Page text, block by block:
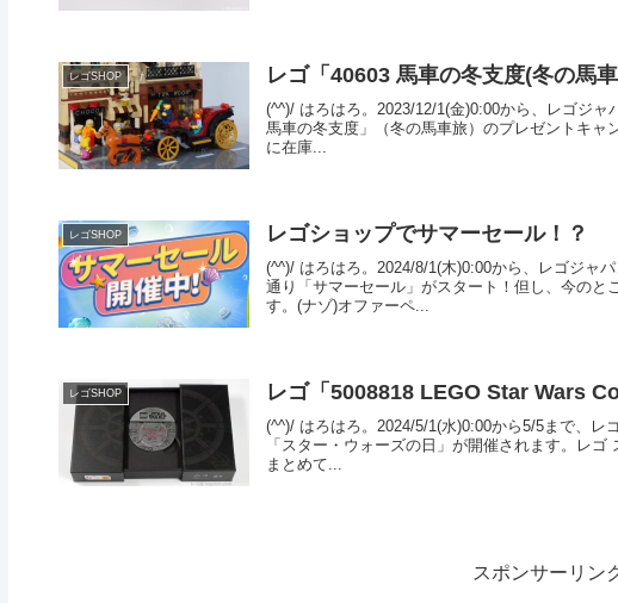
レゴSHOP レゴ「40603 馬車の冬支度(冬の馬
(^^)/ はろはろ。2023/12/1(金)0:00から、レゴジ
馬車の冬支度」（冬の馬車旅）のプレゼントキャ
に在庫...
レゴSHOP レゴショップでサマーセール！？
(^^)/ はろはろ。2024/8/1(木)0:00から、レゴジャ
通り「サマーセール」がスタート！但し、今のと
す。(ナゾ)オファーペ...
レゴSHOP レゴ「5008818 LEGO Star Wars
(^^)/ はろはろ。2024/5/1(水)0:00から5/5まで、レ
「スター・ウォーズの日」が開催されます。レ
まとめて...
スポンサーリン